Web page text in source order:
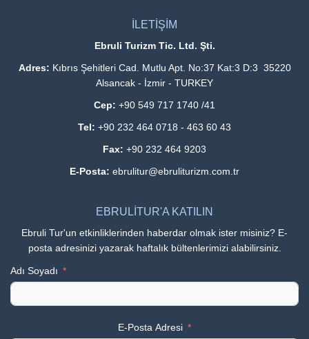
İLETİŞİM
Ebruli Turizm Tic. Ltd. Şti.
Adres: Kıbrıs Şehitleri Cad. Mutlu Apt. No:37 Kat:3 D:3 35220
Alsancak - İzmir - TURKEY
Cep: +90 549 717 1740 /41
Tel: +90 232 464 0718 - 463 60 43
Fax: +90 232 464 9203
E-Posta: ebrulitur@ebruliturizm.com.tr
EBRULİTUR'A KATILIN
Ebruli Tur'un etkinliklerinden haberdar olmak ister misiniz? E-
posta adresinizi yazarak haftalık bültenlerimizi alabilirsiniz.
Adı Soyadı
E-Posta Adresi